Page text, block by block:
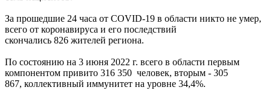
За прошедшие 24 часа от COVID-19 в области никто не умер,
всего от коронавируса и его последствий
скончались 826 жителей региона.
По состоянию на 3 июня 2022 г. всего в области первым
компонентом привито 316 350 человек, вторым - 305
867, коллективный иммунитет на уровне 34,4%.